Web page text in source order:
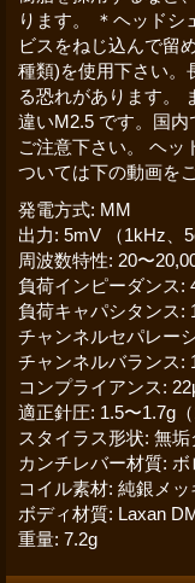
ります。 ＊ヘッドシ
ビスをねじ込んで留
種類)を使用下さい。
る恐れがあります。
違いM2.5 です。国
ご注意下さい。 ヘッ
ついては下の動画を
発電方式: MM
出力: 5mV （1kHz、
周波数特性: 20〜
負荷インピーダンス:
負荷キャパシタンス:
チャンネルセパレー
チャンネルバランス:
コンプライアンス:
適正針圧: 1.5〜1.7g（
スタイラス形状: 無垢
カンチレバー材質: ボ
コイル素材: 純銀メッ
ボディ材質: Laxan
重量: 7.2g